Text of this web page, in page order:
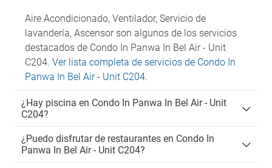
Aire Acondicionado, Ventilador, Servicio de
lavandería, Ascensor son algunos de los servicios
destacados de Condo In Panwa In Bel Air - Unit
C204. Ver lista completa de servicios de Condo In
Panwa In Bel Air - Unit C204.
¿Hay piscina en Condo In Panwa In Bel Air - Unit
C204?
¿Puedo disfrutar de restaurantes en Condo In
Panwa In Bel Air - Unit C204?